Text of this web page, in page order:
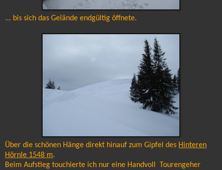
... bis sich das Gelände endgültig öffnete.
Über die schönen Hänge direkt hinauf zum Gipfel des Hinteren
Hörnle 1548 m.
Beim Aufstieg touchierte ich nur eine Handvoll Tourengeher